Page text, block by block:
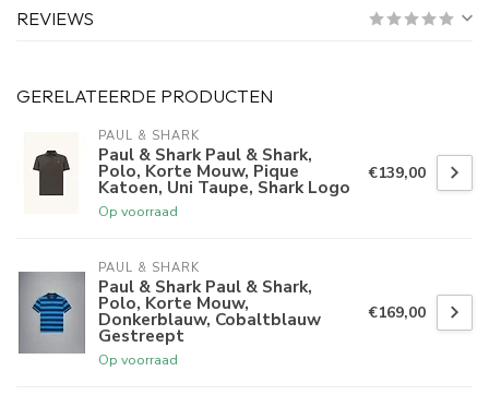
REVIEWS
GERELATEERDE PRODUCTEN
PAUL & SHARK
Paul & Shark Paul & Shark,
Polo, Korte Mouw, Pique
Katoen, Uni Taupe, Shark Logo
Op voorraad
€139,00
PAUL & SHARK
Paul & Shark Paul & Shark,
Polo, Korte Mouw,
Donkerblauw, Cobaltblauw
Gestreept
Op voorraad
€169,00